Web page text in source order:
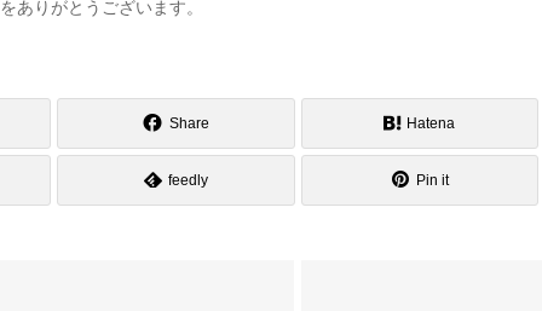
ありがとうございます。
Share Hatena
feedly Pin it